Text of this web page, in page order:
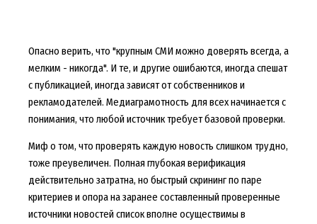
Опасно верить, что "крупным СМИ можно доверять всегда, а
мелким - никогда". И те, и другие ошибаются, иногда спешат
с публикацией, иногда зависят от собственников и
рекламодателей. Медиаграмотность для всех начинается с
понимания, что любой источник требует базовой проверки.
Миф о том, что проверять каждую новость слишком трудно,
тоже преувеличен. Полная глубокая верификация
действительно затратна, но быстрый скрининг по паре
критериев и опора на заранее составленный проверенные
источники новостей список вполне осуществимы в